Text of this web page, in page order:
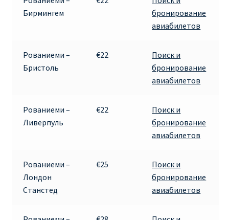
ПРАВИЛА RYANAIR В АЭРОПОРТУ И НА БОРТУ
ПРАВИЛА ПРОВОЗА БАГАЖА RYANAIR
ПУТЕШЕСТВИЕ С ДЕТЬМИ И МЛАДЕНЦАМИ
РЕГИСТРАЦИЯ НА РЕЙС И ДОКУМЕНТЫ ДЛЯ
ПУТЕШЕСТВИЯ РЕЙСАМИ RYANAIR
КАК НАЙТИ ДЕШЕВЫЙ БИЛЕТ
Бирмингем
бронирование
авиабилетов
Рованиеми –
Бристоль
€22
Поиск и
бронирование
авиабилетов
Рованиеми –
Ливерпуль
€22
Поиск и
бронирование
авиабилетов
Рованиеми –
Лондон
Станстед
€25
Поиск и
бронирование
авиабилетов